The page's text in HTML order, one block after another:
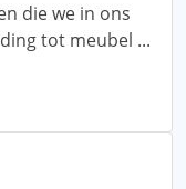
die we in ons
tot meubel ...